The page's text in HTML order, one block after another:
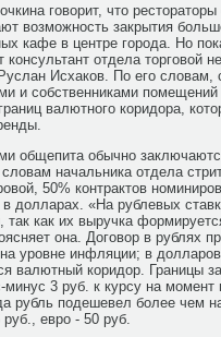
говорит, что рестораторы
возможность закрытия
кафе в центре города. Но
консультант отдела торговой
Исхаков. По его словам,
и собственниками
валютного коридора,
общепита обычно
начальника отдела
50% контрактов
долларах. «На рублевых
так как их выручка
она. Договор в рублях
уровне инфляции; в
валютный коридор. Границы
3 руб. к курсу на момент
рубль подешевел более чем
евро - 50 руб.